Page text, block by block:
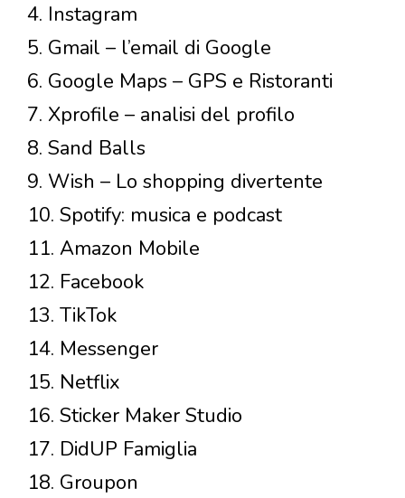
4. Instagram
5. Gmail – l’email di Google
6. Google Maps – GPS e Ristoranti
7. Xprofile – analisi del profilo
8. Sand Balls
9. Wish – Lo shopping divertente
10. Spotify: musica e podcast
11. Amazon Mobile
12. Facebook
13. TikTok
14. Messenger
15. Netflix
16. Sticker Maker Studio
17. DidUP Famiglia
18. Groupon